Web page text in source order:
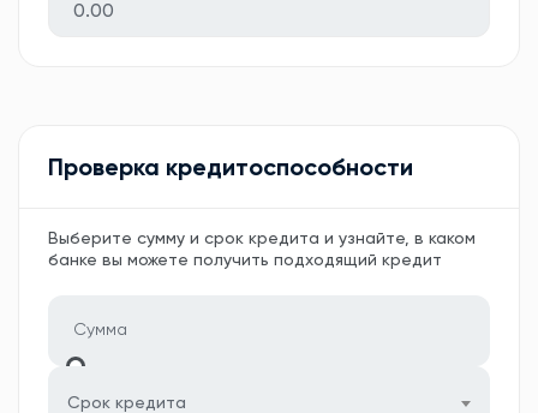
0.00
Проверка кредитоспособности
Выберите сумму и срок кредита и узнайте, в каком
банке вы можете получить подходящий кредит
Срок кредита